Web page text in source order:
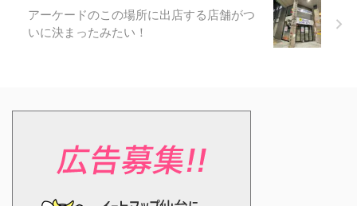
アーケードのこの場所に出店する店舗がつ
いに決まったみたい！